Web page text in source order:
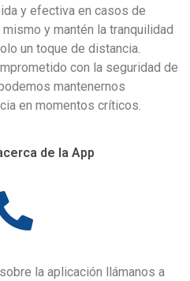
y efectiva en casos de
y mantén la tranquilidad
un toque de distancia.
con la seguridad de
mantenernos
en momentos críticos.
de la App
sobre la aplicación llámanos a